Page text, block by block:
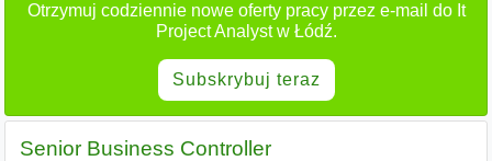
Otrzymuj codziennie nowe oferty pracy przez e-mail do It
Project Analyst w Łódź.
Subskrybuj teraz
Senior Business Controller